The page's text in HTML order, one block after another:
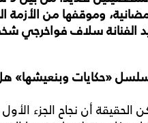
وموقفها من الأزمة
سلاف فواخرجي
«حكايات وبنعيشها»
الحقيقة أن نجاح الجزء